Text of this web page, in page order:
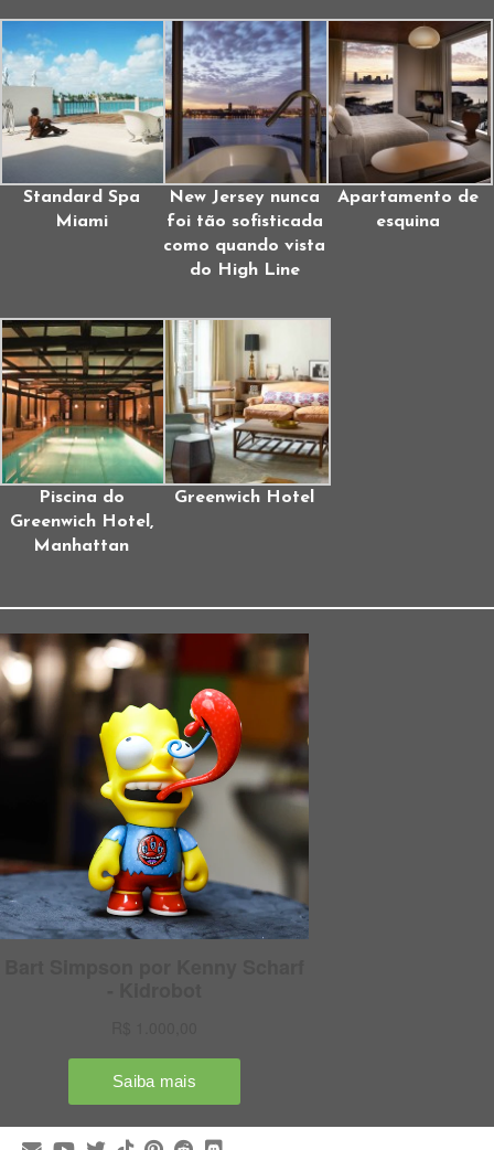
Standard Spa
Miami
New Jersey nunca
foi tão sofisticada
como quando vista
do High Line
Apartamento de
esquina
Piscina do
Greenwich Hotel,
Manhattan
Greenwich Hotel